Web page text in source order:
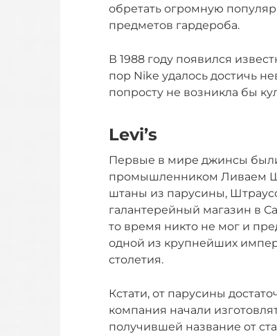
обретать огромную
предметов гардероба.
В 1988 году появился
пор Nike удалось достичь
попросту не возникла бы
Levi’s
Первые в мире джинсы
промышленником Ливаем
штаны из парусины,
галантерейный магазин в
то время никто не мог и
одной из крупнейших
столетия.
Кстати, от парусины
компания начали
получившей название от